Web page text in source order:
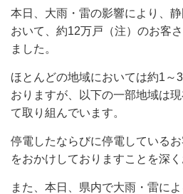
本日、大雨・雷の影響により、
おいて、約12万戸（注）のお客
ました。
ほとんどの地域においては約1～
おりますが、以下の一部地域は
て取り組んでいます。
停電したならびに停電している
をおかけしておりますことを深く
また、本日、県内で大雨・雷に